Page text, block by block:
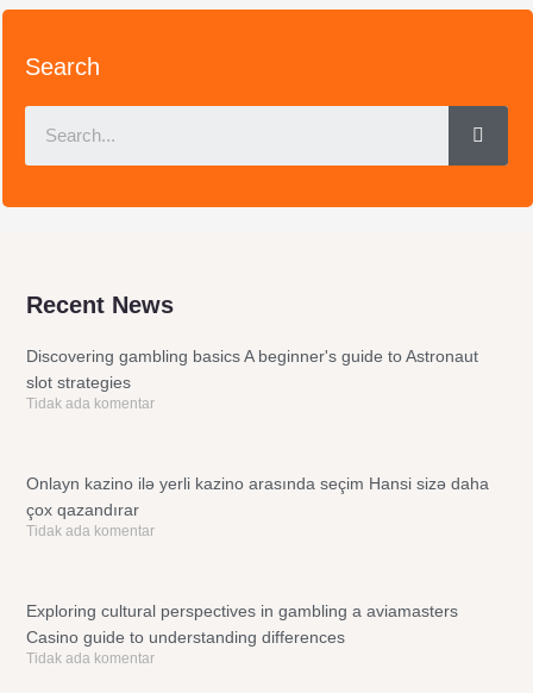
Search
Recent News
Discovering gambling basics A beginner's guide to Astronaut
slot strategies
Tidak ada komentar
Onlayn kazino ilə yerli kazino arasında seçim Hansi sizə daha
çox qazandırar
Tidak ada komentar
Exploring cultural perspectives in gambling a aviamasters
Casino guide to understanding differences
Tidak ada komentar